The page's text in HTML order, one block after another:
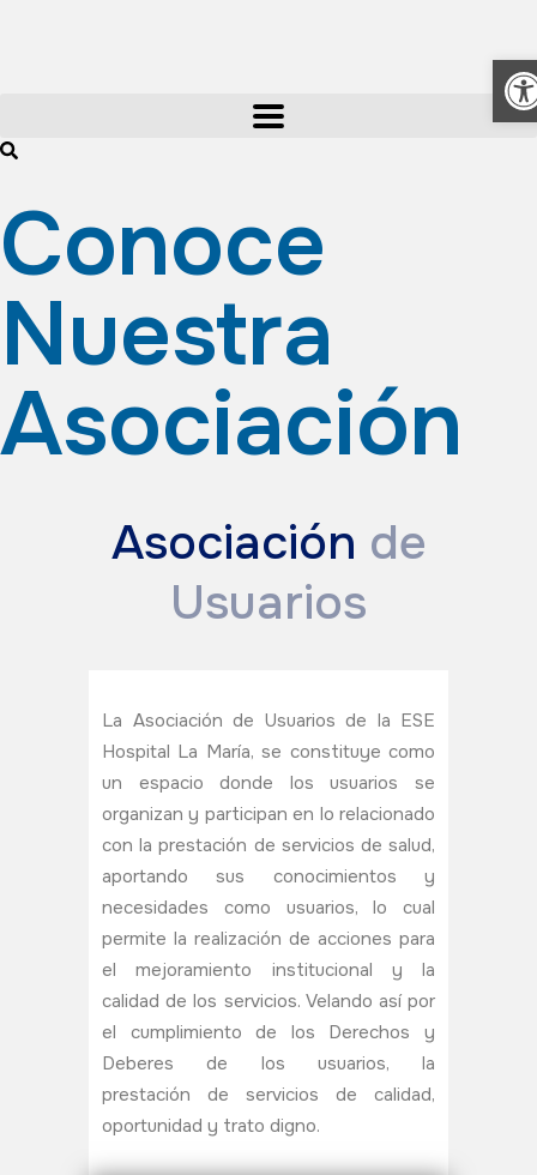
Conoce
Nuestra
Asociación
Asociación de
Usuarios
La Asociación de Usuarios de la ESE
Hospital La María, se constituye como
un espacio donde los usuarios se
organizan y participan en lo relacionado
con la prestación de servicios de salud,
aportando sus conocimientos y
necesidades como usuarios, lo cual
permite la realización de acciones para
el mejoramiento institucional y la
calidad de los servicios. Velando así por
el cumplimiento de los Derechos y
Deberes de los usuarios, la
prestación de servicios de calidad,
oportunidad y trato digno.